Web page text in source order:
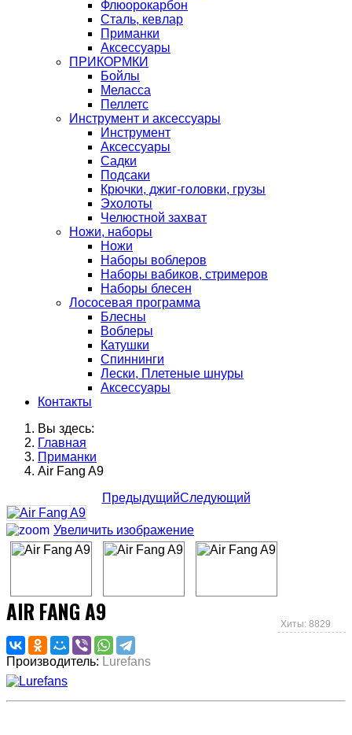
Флюорокарбон
Сталь, кевлар
Приманки
Аксессуары
ПРИКОРМКИ
Бойлы
Меласса
Пеллетс
Инструмент и аксессуары
Инструмент
Аксессуары
Садки
Подсаки
Крючки, джиг-головки, грузы
Эхолоты
Челюстной захват
Ножи, наборы
Ножи
Наборы воблеров
Наборы вабиков, стримеров
Наборы блесен
Лососевая программа
Блесны
Воблеры
Катушки
Спиннинги
Лески, Плетеные шнуры
Аксессуары
Контакты
Вы здесь:
Главная
Приманки
Air Fang A9
ПредыдущийСледующий
Увеличить изображение
Хиты: 8829
AIR FANG A9
Производитель: Lurefans